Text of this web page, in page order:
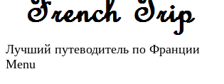
Лучший путеводитель по Франции
Menu